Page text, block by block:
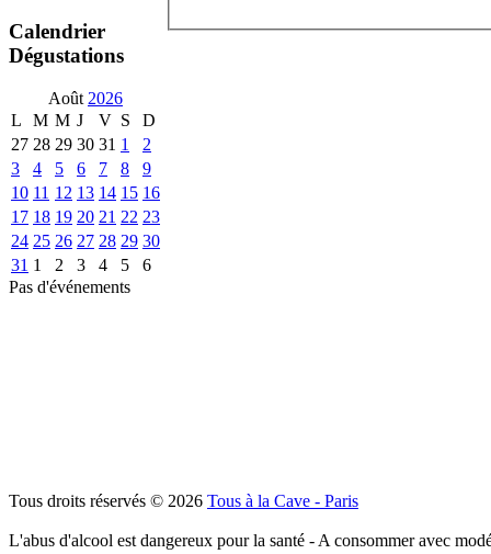
Calendrier
Dégustations
Août 2026
L
M M J V S
D
27 28 29 30 31 1
2
3
4 5 6 7 8
9
10 11 12 13 14 15 16
17 18 19 20 21 22 23
24 25 26 27 28 29 30
31 1 2 3 4 5
6
Pas d'événements
Tous droits réservés © 2026 Tous à la Cave - Paris
L'abus d'alcool est dangereux pour la santé - A consommer avec